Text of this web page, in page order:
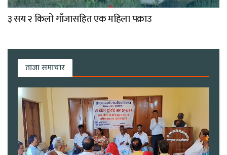
३ सय २ किलो गाँजासहित एक महिला पक्राउ
ताजा समाचार